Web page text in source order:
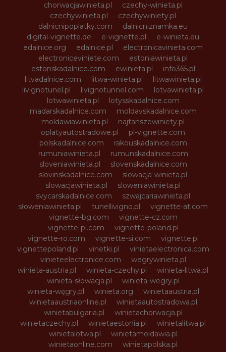
chorwacjawinieta.pl
czechy-winieta.pl
czechywinieta.pl
czechywiniety.pl
dalnicnipoplatky.com
dalnicniznamka.eu
digital-vignette.de
e-vignette.pl
e-winieta.eu
edalnice.org
edalnice.pl
electronicavinieta.com
electroniceviniete.com
estoniawinieta.pl
estonskadalnice.com
ewinieta.pl
info365.pl
litvadalnice.com
litwa-winieta.pl
litwawinieta.pl
livignotunel.pl
livignotunnel.com
lotvawinieta.pl
lotwawinieta.pl
lotysskadalnice.com
madarskadalnice.com
moldavskadalnice.com
moldawiawinieta.pl
najtanszewiniety.pl
oplatyautostradowe.pl
pl-vignette.com
polskadalnice.com
rakouskadalnice.com
rumuniawinieta.pl
rumunskadalnice.com
sloveniawinieta.pl
slovenskadalnice.com
slovinskadalnice.com
slowacja-winieta.pl
slowacjawinieta.pl
sloweniawinieta.pl
svycarskadalnice.com
szwajcariawinieta.pl
słoweniawinieta.pl
tunellivigno.pl
vignette-at.com
vignette-bg.com
vignette-cz.com
vignette-pl.com
vignette-poland.pl
vignette-ro.com
vignette-si.com
vignette.pl
vignettepoland.pl
vinetki.pl
vinietaelectronica.com
vinieteelectronice.com
wegrywinieta.pl
winieta-austria.pl
winieta-czechy.pl
winieta-litwa.pl
winieta-słowacja.pl
winieta-wegry.pl
winieta-węgry.pl
winieta.org
winietaaustria.pl
winietaaustriaonline.pl
winietaautostradowa.pl
winietabulgaria.pl
winietachorwacja.pl
winietaczechy.pl
winietaestonia.pl
winietalitwa.pl
winietalotwa.pl
winietamoldawia.pl
winietaonline.com
winietapolska.pl